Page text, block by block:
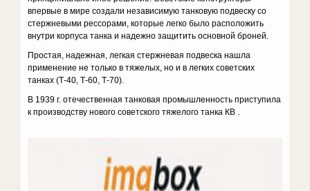
впервые в мире создали независимую танковую подвеску со
стержневыми рессорами, ко­торые легко было расположить
внутри корпуса танка и надежно защи­тить основной броней.
Простая, надежная, легкая стержневая подвеска нашла
применение не только в тяжелых, но и в легких советских
танках (Т-40, Т-60, Т-70).
В 1939 г. отечественная танковая промышленность приступила
к производству нового советского тяжелого танка КВ .